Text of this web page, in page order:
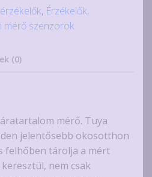
, Érzékelők,
mérő szenzorok
(0)
mérő. Tuya
jelentősebb okosotthon
felhőben tárolja a mért
nem csak